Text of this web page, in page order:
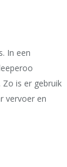
In een
is er gebruik
vervoer en